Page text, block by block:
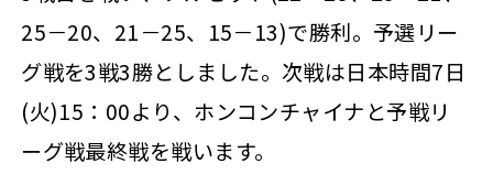
25－20、21－25、15－13)で勝利。予選リー
グ戦を3戦3勝としました。次戦は日本時間7日
(火)15：00より、ホンコンチャイナと予戦リ
ーグ戦最終戦を戦います。